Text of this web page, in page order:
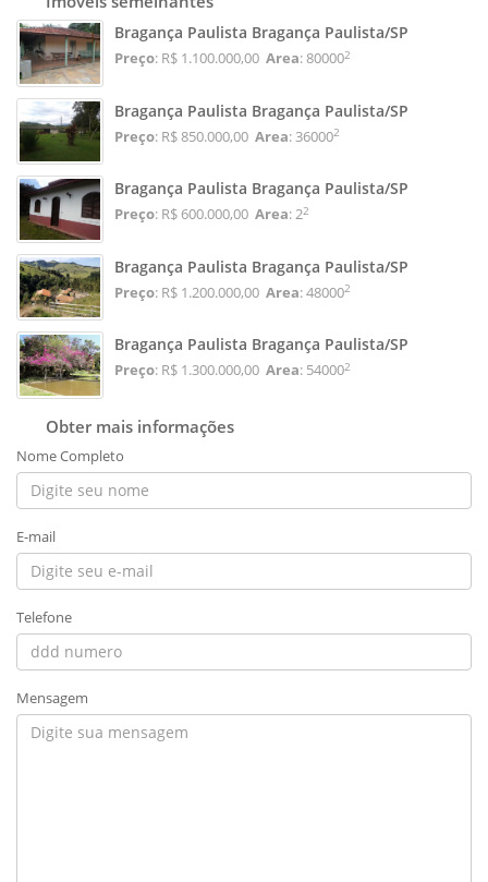
Bragança Paulista Bragança Paulista/SP
Preço: R$ 1.100.000,00 Area: 800002
Bragança Paulista Bragança Paulista/SP
Preço: R$ 850.000,00 Area: 360002
Bragança Paulista Bragança Paulista/SP
Preço: R$ 600.000,00 Area: 22
Bragança Paulista Bragança Paulista/SP
Preço: R$ 1.200.000,00 Area: 480002
Bragança Paulista Bragança Paulista/SP
Preço: R$ 1.300.000,00 Area: 540002
Obter mais informações
Nome Completo
E-mail
Telefone
Mensagem